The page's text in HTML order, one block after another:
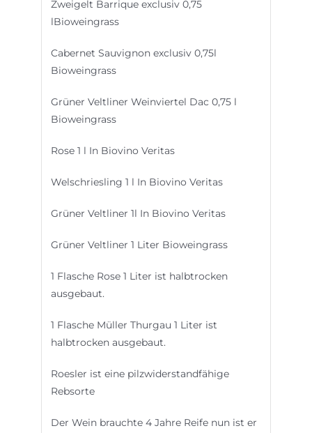
Zweigelt Barrique exclusiv 0,75
lBioweingrass
Cabernet Sauvignon exclusiv 0,75l
Bioweingrass
Grüner Veltliner Weinviertel Dac 0,75 l
Bioweingrass
Rose 1 l In Biovino Veritas
Welschriesling 1 l In Biovino Veritas
Grüner Veltliner 1l In Biovino Veritas
Grüner Veltliner 1 Liter Bioweingrass
1 Flasche Rose 1 Liter ist halbtrocken
ausgebaut.
1 Flasche Müller Thurgau 1 Liter ist
halbtrocken ausgebaut.
Roesler ist eine pilzwiderstandfähige
Rebsorte
Der Wein brauchte 4 Jahre Reife nun ist er